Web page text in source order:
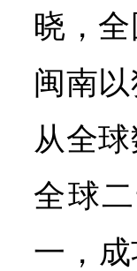
晓，
闽南
从全
全球
一，